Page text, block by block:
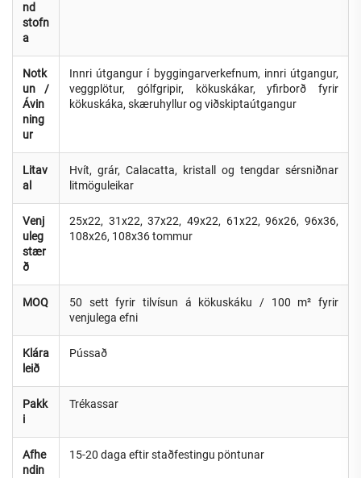
nd
stofn
a
Notk
un /
Ávin
ning
ur
Innri útgangur í byggingarverkefnum, innri útgangur,
veggplötur, gólfgripir, kökuskákar, yfirborð fyrir
kökuskáka, skæruhyllur og viðskiptaútgangur
Litav
al
Hvít, grár, Calacatta, kristall og tengdar sérsniðnar
litmöguleikar
Venj
uleg
stær
ð
25x22, 31x22, 37x22, 49x22, 61x22, 96x26, 96x36,
108x26, 108x36 tommur
MOQ
50 sett fyrir tilvísun á kökuskáku / 100 m² fyrir
venjulega efni
Klára
leið
Pússað
Pakk
i
Trékassar
Afhe
ndin
15-20 daga eftir staðfestingu pöntunar